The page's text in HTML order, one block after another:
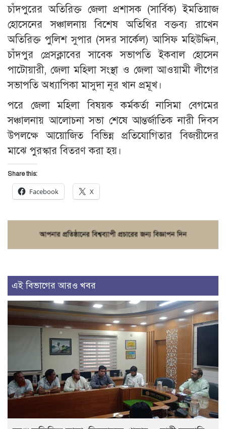
চাঁদপুরের অতিরিক্ত জেলা প্রশাসক (সার্বিক) ইমতিয়াজ
হোসেনের সঞ্চালনায় বিশেষ অতিথির বক্তব্য রাখেন
অতিরিক্ত পুলিশ সুপার (সদর সার্কেল) আসিফ মহিউদ্দিন,
চাঁদপুর প্রেসক্লাবের সাবেক সভাপতি ইকবাল হোসেন
পাটোয়ারী, জেলা মহিলা সংস্থা ও জেলা আওয়ামী লীগের
সভাপতি অধ্যাপিকা মাসুদা নূর খান প্রমূখ।
পরে জেলা মহিলা বিষয়ক কর্মকর্তা নাসিমা বেগমের
সঞ্চালনায় আলোচনা সভা শেষে আন্তর্জাতিক নারী দিবস
উপলক্ষে আয়োজিত বিভিন্ন প্রতিযোগিতার বিজয়ীদের
মাঝে পুরস্কার বিতরণ করা হয়।
Share this:
Facebook X
এই বিভাগের আরও খবর